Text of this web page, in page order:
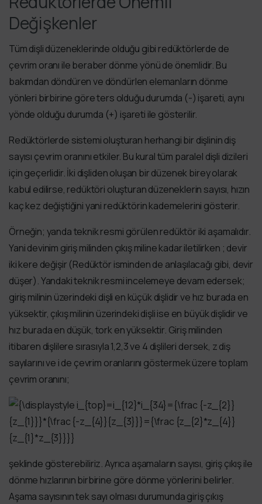
Değişkenler
Tüm dişli düzeneklerinde olduğu gibi redüktörlerde de
çevrim oranı ile beraber dönme yönü de önemlidir. Bu
bakımdan döndüren ve döndürlen elemanların dönme
yönleri birbirine göre ters olduğu durumda (-) işareti, aynı
yönde olduğu durumda (+) işareti ile gösterilir.
Redüktörlerde sistemi oluşturan herhangi bir dişlinin diş
sayısı çevrim oranını etkiler. Bu kural tüm paralel dişli dizileri
için geçerlidir. İki dişliden oluşan bir düzenek birey olarak
kabul edilirse, redüktöri oluşturan düzeneklerin sayısı, hızın
kaç kez değiştiğini yani redüktörin kademelerini gösterir.
Örneğin; yanda teknik resmi görülen redüktör iki aşamalıdır.
Yani devinim giriş milinden çıkış miline kadar iletilirken ; devir
iki kere değişir (Redüktör isminden de anlaşılacağı gibi, devir
düşer). Yandaki teknik resmi incelemeye devam edersek;
giriş milinin üzerindeki dişli en küçük dişlidir ve hız burada en
yüksektir, çıkış milinin üzerindeki dişli ise en büyük dişlidir ve
hız burada en düşük, tork en yüksektir. Giriş milinden
itibaren dişlilere sırasıyla 1,2,3 ve 4 dişlileri dersek, z diş
sayılarını ve i de çevrim oranlarını göstermek üzere toplam
çevrim oranını;
şeklinde gösterebiliriz. Ayrıca aşamaların sayısı, giriş çıkış ile
dönme hızlarının birbirine göre dönme yönlerini belirler.
Aşama sayısının tek sayı olması durumunda giriş çıkış